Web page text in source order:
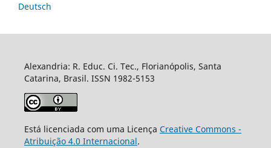
Deutsch
Alexandria: R. Educ. Ci. Tec., Florianópolis, Santa
Catarina, Brasil. ISSN 1982-5153
Está licenciada com uma Licença Creative Commons -
Atribuição 4.0 Internacional.